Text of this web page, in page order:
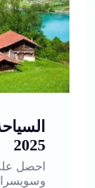
2025
احصل